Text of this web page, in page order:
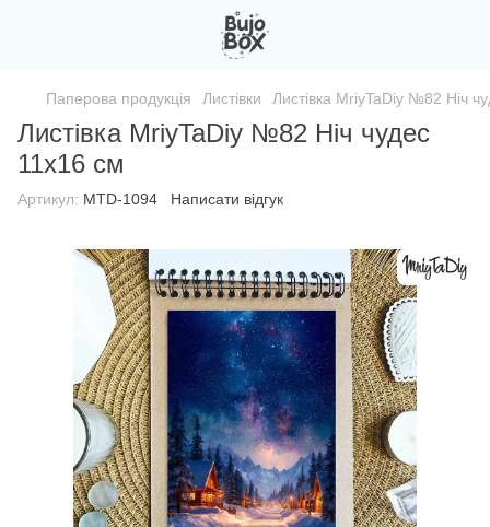
Паперова продукція Листівки Листівка MriyTaDiy №82 Ніч
Листівка MriyTaDiy №82 Ніч чудес
11х16 см
Артикул: MTD-1094 Написати відгук